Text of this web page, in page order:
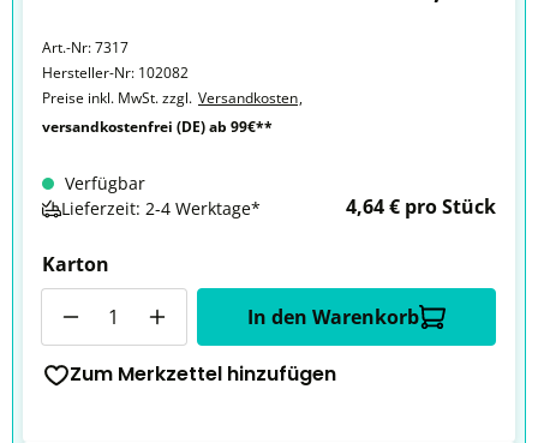
Art.-Nr:7317
Hersteller-Nr: 102082
Preise inkl. MwSt. zzgl. Versandkosten,
versandkostenfrei (DE) ab 99€**
Verfügbar
Lieferzeit: 2-4 Werktage*
4,64 € pro Stück
Karton
In den Warenkorb
Zum Merkzettel hinzufügen